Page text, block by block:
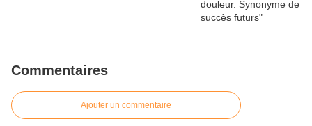
Commentaires
Ajouter un commentaire